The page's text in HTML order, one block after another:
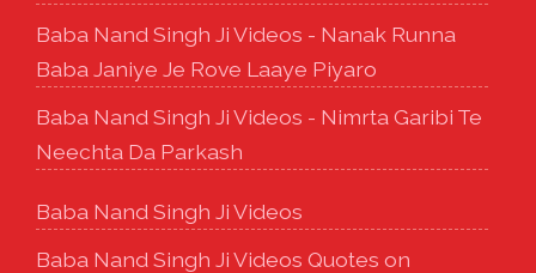
Baba Nand Singh Ji Videos - Nanak Runna
Baba Janiye Je Rove Laaye Piyaro
Baba Nand Singh Ji Videos - Nimrta Garibi Te
Neechta Da Parkash
Baba Nand Singh Ji Videos
Baba Nand Singh Ji Videos Quotes on